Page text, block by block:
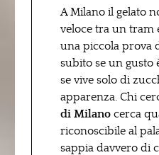
A Milano il gelato
veloce tra un tram
una piccola prova
subito se un gusto
se vive solo di
apparenza. Chi
di Milano cerca
riconoscibile al
sappia davvero di